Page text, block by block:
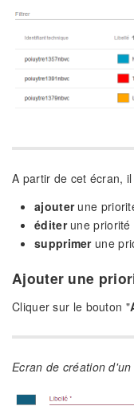
A partir de cet écran,
ajouterune
éditerune priorité
supprimerune
Ajouter une
Cliquer sur le bouton "
Ecran de création